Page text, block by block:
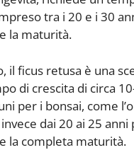
tra i 20 e i 30
la maturità.
il ficus retusa è una
di crescita di circa
per i bonsai, come
dai 20 ai 25 anni
la completa maturità.